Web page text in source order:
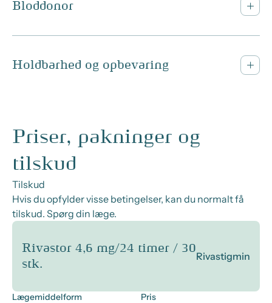
Bloddonor
Holdbarhed og opbevaring
Priser, pakninger og
tilskud
Tilskud
Hvis du opfylder visse betingelser, kan du normalt få
tilskud. Spørg din læge.
Rivastor 4,6 mg/24 timer / 30
stk.
Rivastigmin
Lægemiddelform Pris